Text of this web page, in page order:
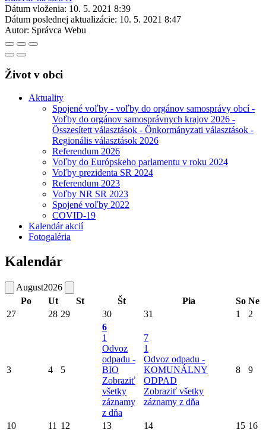
Dátum vloženia: 10. 5. 2021 8:39
Dátum poslednej aktualizácie: 10. 5. 2021 8:47
Autor: Správca Webu
Život v obci
Aktuality
Spojené voľby - voľby do orgánov samosprávy obcí -
Voľby do orgánov samosprávnych krajov 2026 -
Összesített választások - Önkormányzati választások -
Regionális választások 2026
Referendum 2026
Voľby do Európskeho parlamentu v roku 2024
Voľby prezidenta SR 2024
Referendum 2023
Voľby NR SR 2023
Spojené voľby 2022
COVID-19
Kalendár akcií
Fotogaléria
Kalendár
August2026
Po
Ut St Št Pia So Ne
27
28 29 30 31 1 2
3 4 5
6
1
Odvoz
odpadu -
BIO
Zobraziť
všetky
záznamy
z dňa
7
1
Odvoz odpadu -
KOMUNÁLNY
ODPAD
Zobraziť všetky
záznamy z dňa
8 9
10 11 12 13 14 15 16